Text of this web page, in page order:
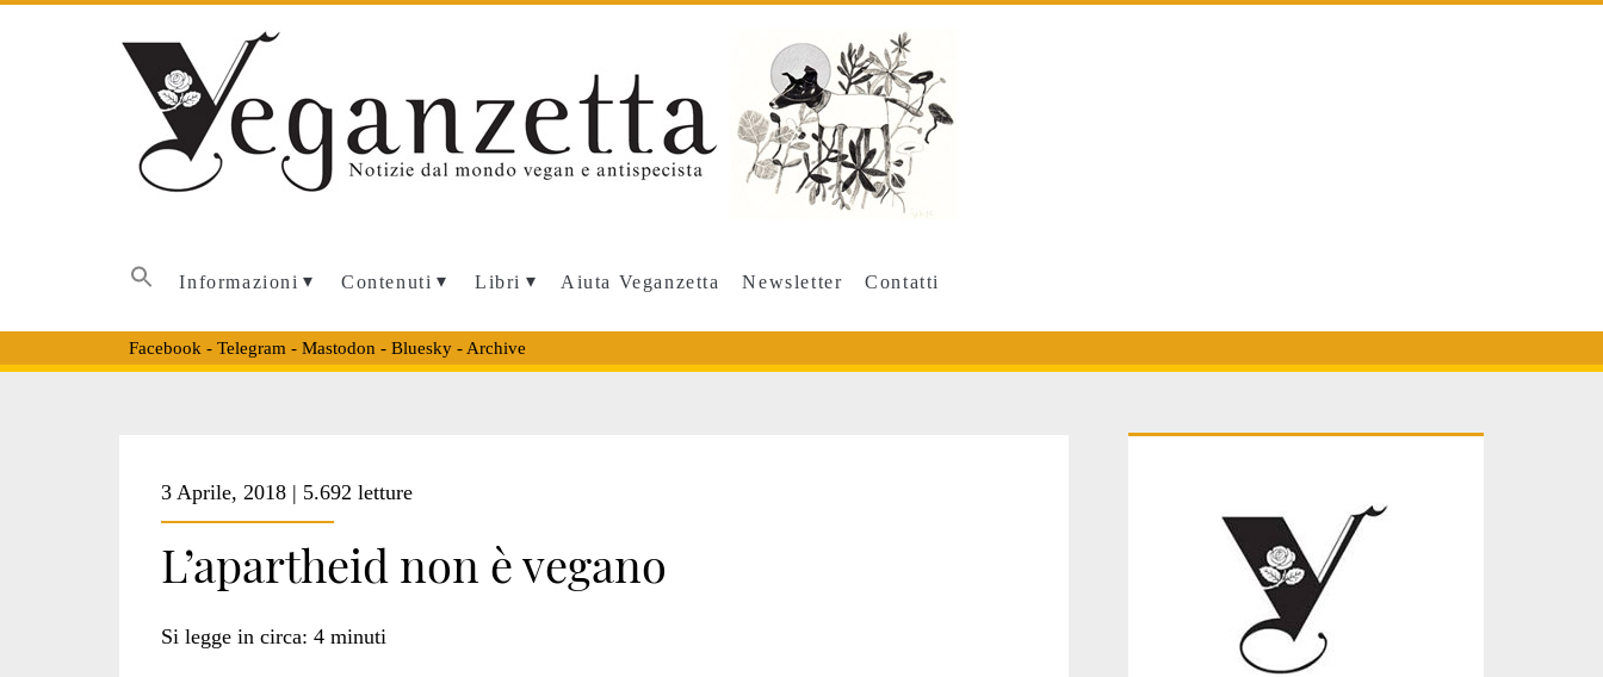
Informazioni Contenuti Libri Aiuta Veganzetta Newsletter Contatti
Facebook - Telegram - Mastodon - Bluesky- Archive
<span>vegan
israele</span>
3 Aprile, 2018 | 5.692 letture
L’apartheid non è vegano
Si legge in circa: 4 minuti
Sidebar